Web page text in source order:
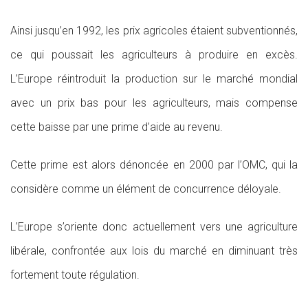
Ainsi jusqu’en 1992, les prix agricoles étaient subventionnés,
ce qui poussait les agriculteurs à produire en excès.
L’Europe réintroduit la production sur le marché mondial
avec un prix bas pour les agriculteurs, mais compense
cette baisse par une prime d’aide au revenu.
Cette prime est alors dénoncée en 2000 par l’OMC, qui la
considère comme un élément de concurrence déloyale.
L’Europe s’oriente donc actuellement vers une agriculture
libérale, confrontée aux lois du marché en diminuant très
fortement toute régulation.